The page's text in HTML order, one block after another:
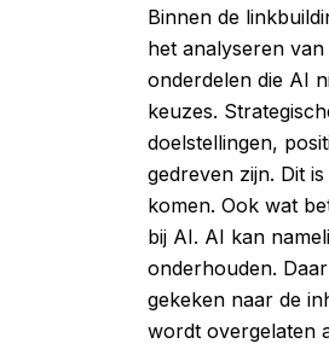
Binnen de
het analyseren
onderdelen die AI
keuzes.
doelstellingen,
gedreven zijn. Dit
komen. Ook wat
bij AI. AI kan
onderhouden.
gekeken naar de
wordt overgelaten